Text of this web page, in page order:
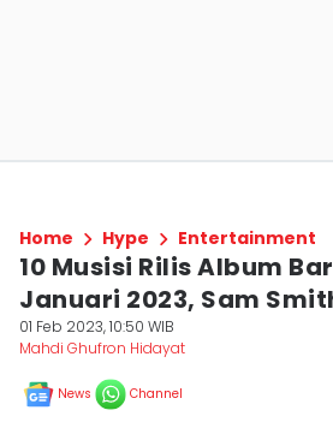
Home Hype Entertainment
10 Musisi Rilis Album
Januari 2023, Sam
01 Feb 2023, 10:50 WIB
Mahdi Ghufron Hidayat
News Channel